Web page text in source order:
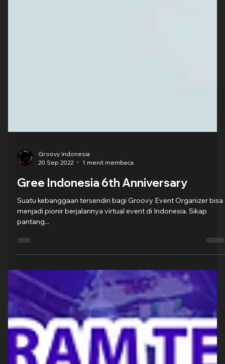
Groovy Indonesia
20 Sep 2022
1 menit membaca
Gree Indonesia 6th Anniversary